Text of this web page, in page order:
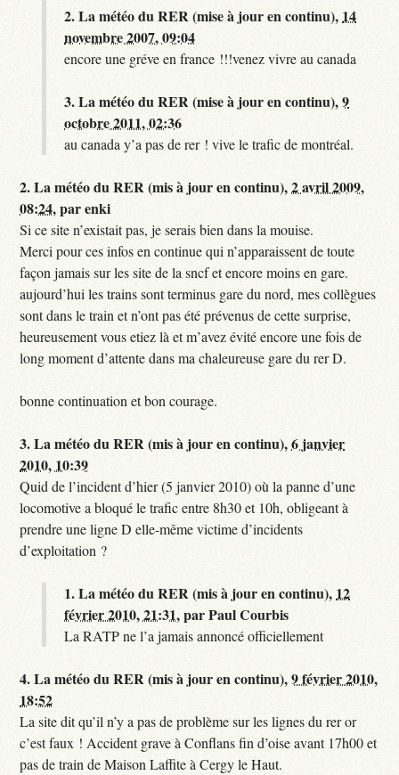
2.La météo du RER (mise à jour en continu), 14
novembre 2007, 09:04
encore une gréve en france !!!venez vivre au canada
3.La météo du RER (mise à jour en continu),9
octobre 2011, 02:36
au canada y’a pas de rer ! vive le trafic de montréal.
2.La météo du RER (mis à jour en continu),2 avril 2009,
08:24,parenki
Si ce site n’existait pas, je serais bien dans la mouise.
Merci pour ces infos en continue qui n’apparaissent de toute
façon jamais sur les site de la sncf et encore moins en gare.
aujourd’hui les trains sont terminus gare du nord, mes collègues
sont dans le train et n’ont pas été prévenus de cette surprise,
heureusement vous etiez là et m’avez évité encore une fois de
long moment d’attente dans ma chaleureuse gare du rer D.
bonne continuation et bon courage.
3.La météo du RER (mis à jour en continu),6 janvier
2010, 10:39
Quid de l’incident d’hier (5 janvier 2010) où la panne d’une
locomotive a bloqué le trafic entre 8h30 et 10h, obligeant à
prendre une ligne D elle-même victime d’incidents
d’exploitation ?
1.La météo du RER (mis à jour en continu), 12
février 2010, 21:31,parPaul Courbis
La RATP ne l’a jamais annoncé officiellement
4.La météo du RER (mis à jour en continu),9 février 2010,
18:52
La site dit qu’il n’y a pas de problème sur les lignes du rer or
c’est faux ! Accident grave à Conflans fin d’oise avant 17h00 et
pas de train de Maison Laffite à Cergy le Haut.